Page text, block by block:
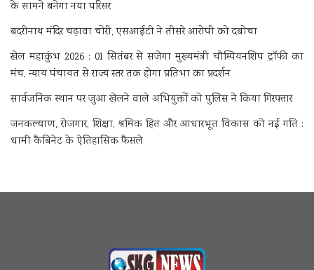
के सामने बनेगा नया परिसर
बदरीनाथ मंदिर चढ़ावा चोरी, एसआईटी ने तीसरे आरोपी को दबोचा
खेल महाकुंभ 2026 : 01 सितंबर से सजेगा मुख्यमंत्री चौम्पियनशिप ट्रॉफी का
मंच, न्याय पंचायत से राज्य स्तर तक होगा प्रतिभा का प्रदर्शन
सार्वजनिक स्थान पर जुआ खेलने वाले अभियुक्तों को पुलिस ने किया गिरफ्तार
जनकल्याण, रोजगार, शिक्षा, श्रमिक हित और आधारभूत विकास को नई गति :
धामी कैबिनेट के ऐतिहासिक फैसले